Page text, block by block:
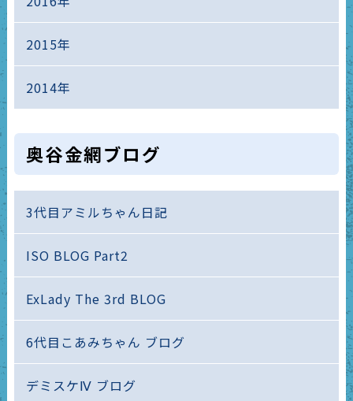
2015年
2014年
奥谷金網ブログ
3代目アミルちゃん日記
ISO BLOG Part2
ExLady The 3rd BLOG
6代目こあみちゃん ブログ
デミスケⅣ ブログ